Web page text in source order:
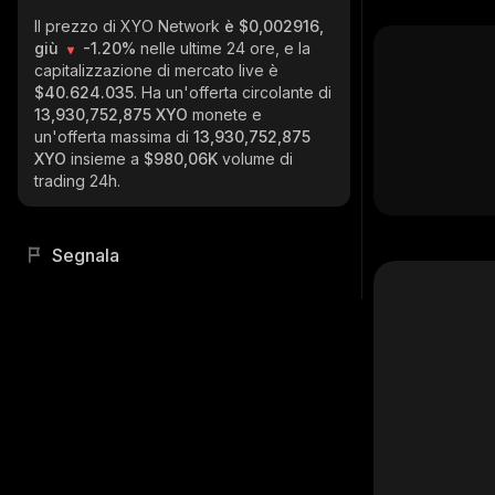
Il prezzo di XYO Network è $0,002916,
giù
-1.20% nelle ultime 24 ore, e la
capitalizzazione di mercato live è
$40.624.035. Ha un'offerta circolante di
13,930,752,875 XYO monete e
un'offerta massima di 13,930,752,875
XYO insieme a $980,06K volume di
trading 24h.
Segnala